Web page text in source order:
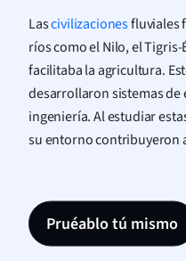
Lascivilizacionesfluviales
ríos como el Nilo, el
facilitaba la agricultura.
desarrollaron sistemas de
ingeniería. Al estudiar
su entorno contribuyeron
Pruéablo tú mismo